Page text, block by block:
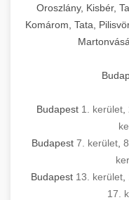
Oroszlány, Kisbér,
Komárom, Tata,
Budapest 1. kerület
Budapest 7. kerület,
Budapest 13. kerület
17.